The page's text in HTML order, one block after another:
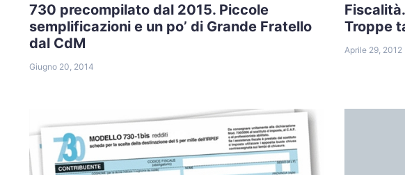
730 precompilato dal 2015. Piccole
semplificazioni e un po’ di Grande Fratello
dal CdM
Giugno 20, 2014
Troppe
Aprile 29, 2012